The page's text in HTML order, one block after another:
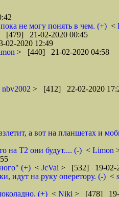
не могу понять в чем. (+) <
[479] 21-02-2020 00:45
2020 12:49
> [440] 21-02-2020 04:58
nbv2002 > [412] 22-02-2020
а вот на планшетах и
на Т2 они будут.... (-) < Limon
(+) < JcVai > [532] 19-02-
идут на руку оперетору. (-) <
(+) < Niki > [478] 19-